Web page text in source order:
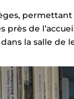
permettant
près de
la salle de